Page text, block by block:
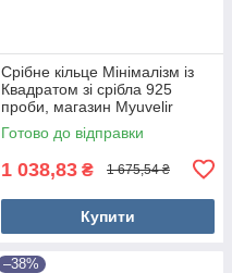
Срібне кільце Мінімалізм із
Квадратом зі срібла 925
проби, магазин Myuvelir
Готово до відправки
1 038,83 ₴ 1 675,54 ₴
Купити
–38%